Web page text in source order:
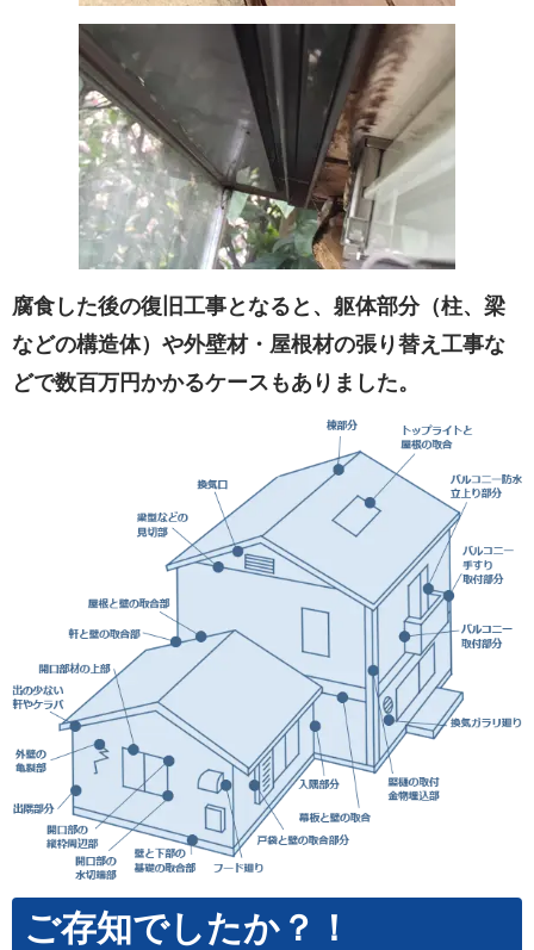
腐食した後の復旧工事となると、躯体部分（柱、梁
などの構造体）や外壁材・屋根材の張り替え工事な
どで数百万円かかるケースもありました。
ご存知でしたか？！